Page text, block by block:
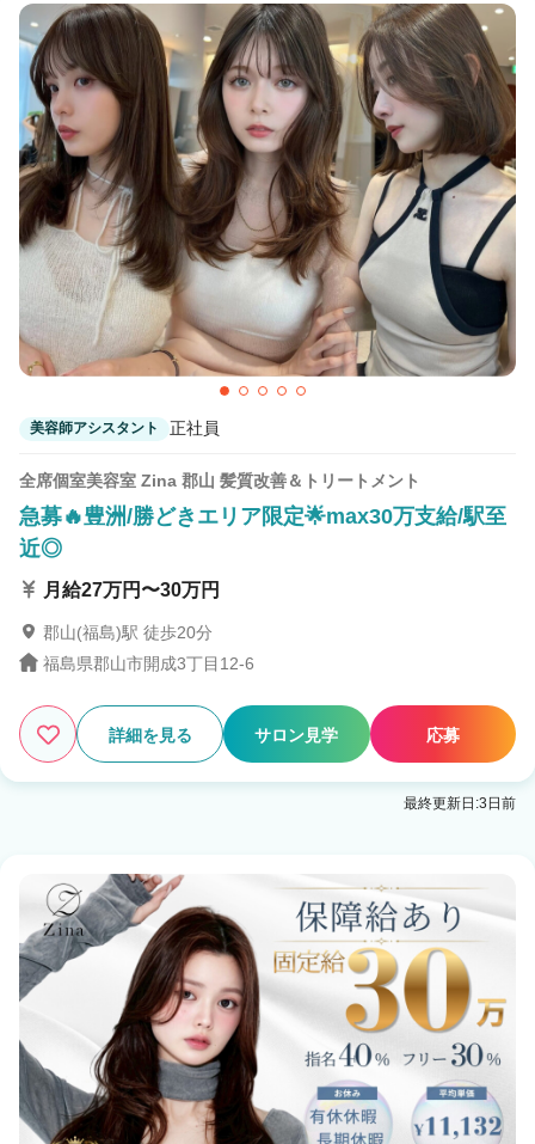
美容師アシスタント 正社員
全席個室美容室 Zina 郡山 髪質改善＆トリートメント
急募🔥豊洲/勝どきエリア限定🌟max30万支給/駅至
近◎
月給27万円〜30万円
郡山(福島)駅 徒歩20分
福島県郡山市開成3丁目12-6
詳細を見る サロン見学 応募
最終更新日:3日前